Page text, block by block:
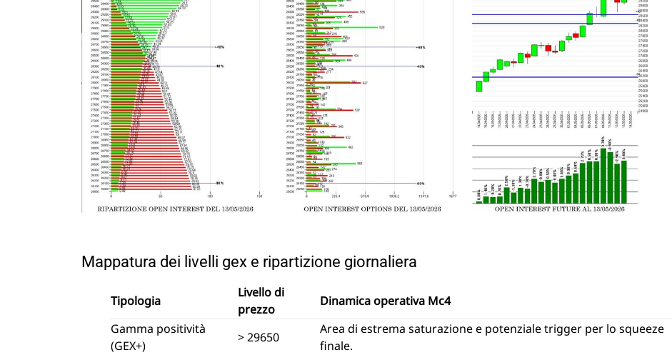
Mappatura dei livelli gex e ripartizione giornaliera
Tipologia
Livello di
prezzo
Dinamica operativa Mc4
Gamma positività
(GEX+)
> 29650
Area di estrema saturazione e potenziale trigger per lo squeeze
finale.